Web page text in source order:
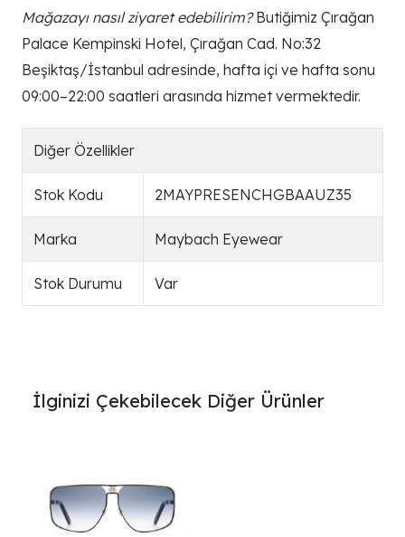
Mağazayı nasıl ziyaret edebilirim?Butiğimiz Çırağan
Palace Kempinski Hotel, Çırağan Cad. No:32
Beşiktaş/İstanbul adresinde, hafta içi ve hafta sonu
09:00–22:00 saatleri arasında hizmet vermektedir.
Diğer Özellikler
Stok Kodu 2MAYPRESENCHGBAAUZ35
Marka Maybach Eyewear
Stok Durumu Var
İlginizi Çekebilecek Diğer Ürünler